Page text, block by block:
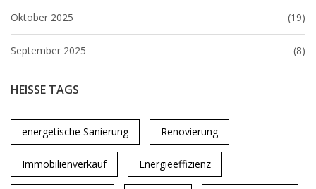
Oktober 2025 (19)
September 2025 (8)
HEISSE TAGS
energetische Sanierung Renovierung
Immobilienverkauf Energieeffizienz